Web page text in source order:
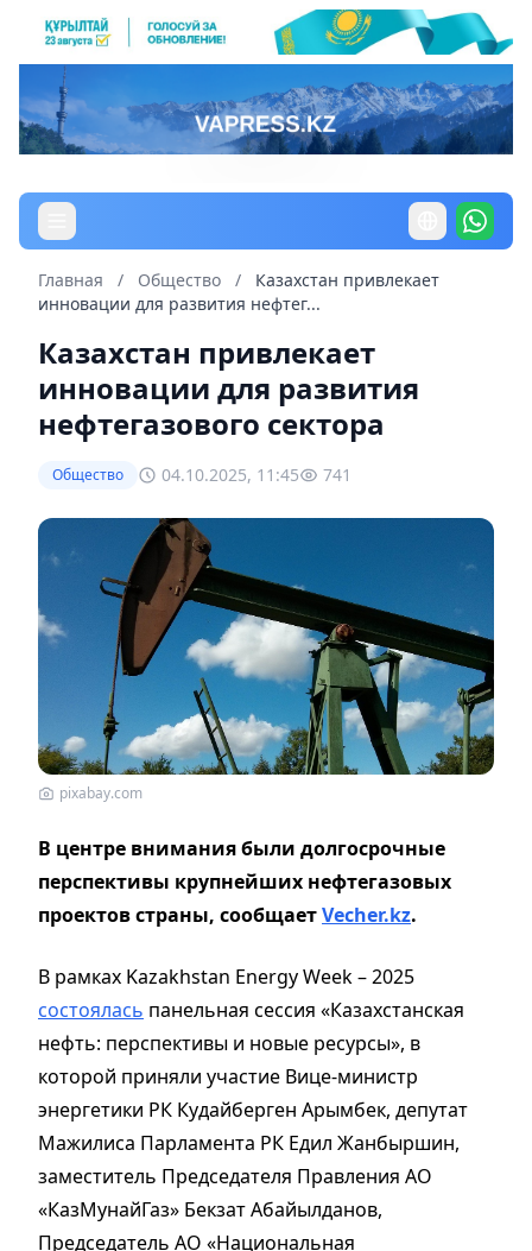
Главная / Общество /
Казахстан привлекает
инновации для развития нефтег...
Казахстан привлекает
инновации для развития
нефтегазового сектора
Общество 04.10.2025, 11:45 741
pixabay.com
В центре внимания были долгосрочные
перспективы крупнейших нефтегазовых
проектов страны, сообщаетVecher.kz.
В рамках Kazakhstan Energy Week – 2025
состоялась панельная сессия «Казахстанская
нефть: перспективы и новые ресурсы», в
которой приняли участие Вице-министр
энергетики РК Кудайберген Арымбек, депутат
Мажилиса Парламента РК Едил Жанбыршин,
заместитель Председателя Правления АО
«КазМунайГаз» Бекзат Абайылданов,
Председатель АО «Национальная